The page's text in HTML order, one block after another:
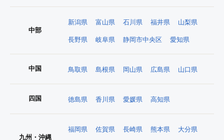
中部
新潟県 富山県 石川県 福井県 山梨県
長野県 岐阜県 静岡市中央区 愛知県
中国 鳥取県 島根県 岡山県 広島県 山口県
四国 徳島県 香川県 愛媛県 高知県
九州・沖縄
福岡県 佐賀県 長崎県 熊本県 大分県